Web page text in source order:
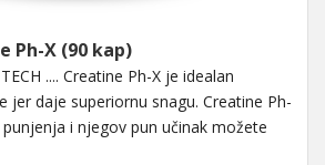
Ph-X (90 kap)
.... Creatine Ph-X je idealan
jer daje superiornu snagu. Creatine Ph-
i njegov pun učinak možete